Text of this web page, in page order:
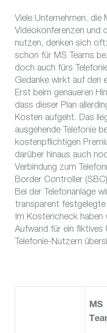
Viele Unternehmen, die
Videokonferenzen und
nutzen, denken sich
schon für MS Teams
doch auch fürs
Gedanke wirkt auf den
Erst beim genaueren
dass dieser Plan
Kosten aufgeht. Das
ausgehende Telefonie
kostenpflichtigen
darüber hinaus auch
Verbindung zum
Border Controller
Bei der Telefonanlage
transparent
Im Kostencheck haben
Aufwand für ein fiktives
Telefonie-Nutzern
MS